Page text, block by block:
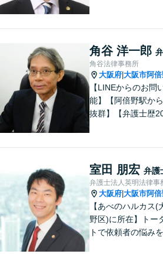
も、まずはご相談く
角谷 洋一郎
角谷法律事務所
大阪府 大阪市阿
【LINEからのお問
能】【阿倍野駅か
抜群】【弁護士歴
トップ対応が強み！
／遺産分割／離婚／
／その他
室田 朋宏 弁護
弁護士法人英明法律事
大阪府 大阪市阿
【あべのハルカス(
野区)に所在】トー
トで依頼者の悩み